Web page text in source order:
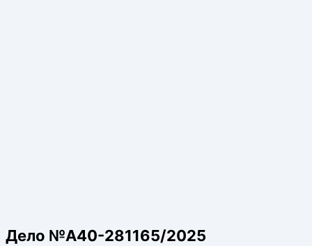
Дело №А40-281165/2025